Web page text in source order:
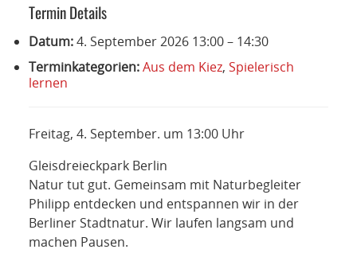
SPONSORING
KONTAKT
Termin Details
Datum:4. September 2026 13:00– 14:30
Terminkategorien:Aus dem Kiez, Spielerisch
lernen
Freitag, 4. September. um 13:00 Uhr
Gleisdreieckpark Berlin
Natur tut gut. Gemeinsam mit Naturbegleiter
Philipp entdecken und entspannen wir in der
Berliner Stadtnatur. Wir laufen langsam und
machen Pausen.